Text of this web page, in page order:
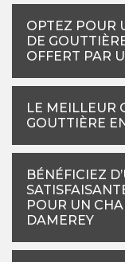
OPTEZ POUR
DE
OFFERT PAR
LE MEILLEUR
GOUTTIÈRE
BÉNÉFICIEZ
POUR UN
DAMEREY